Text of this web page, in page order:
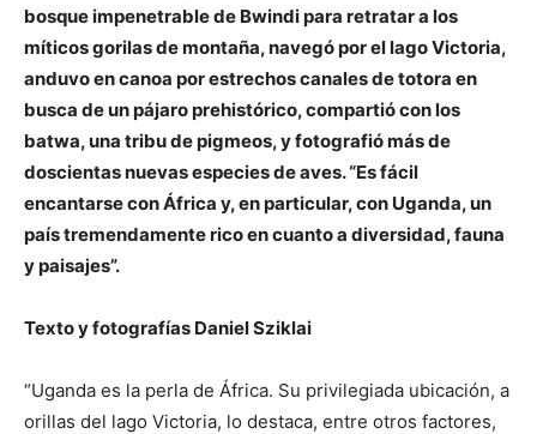
bosque impenetrable de Bwindi para retratar a los
míticos gorilas de montaña, navegó por el lago Victoria,
anduvo en canoa por estrechos canales de totora en
busca de un pájaro prehistórico, compartió con los
batwa, una tribu de pigmeos, y fotografió más de
doscientas nuevas especies de aves. “Es fácil
encantarse con África y, en particular, con Uganda, un
país tremendamente rico en cuanto a diversidad, fauna
y paisajes”.
Texto y fotografías Daniel Sziklai
“Uganda es la perla de África. Su privilegiada ubicación, a
orillas del lago Victoria, lo destaca, entre otros factores,